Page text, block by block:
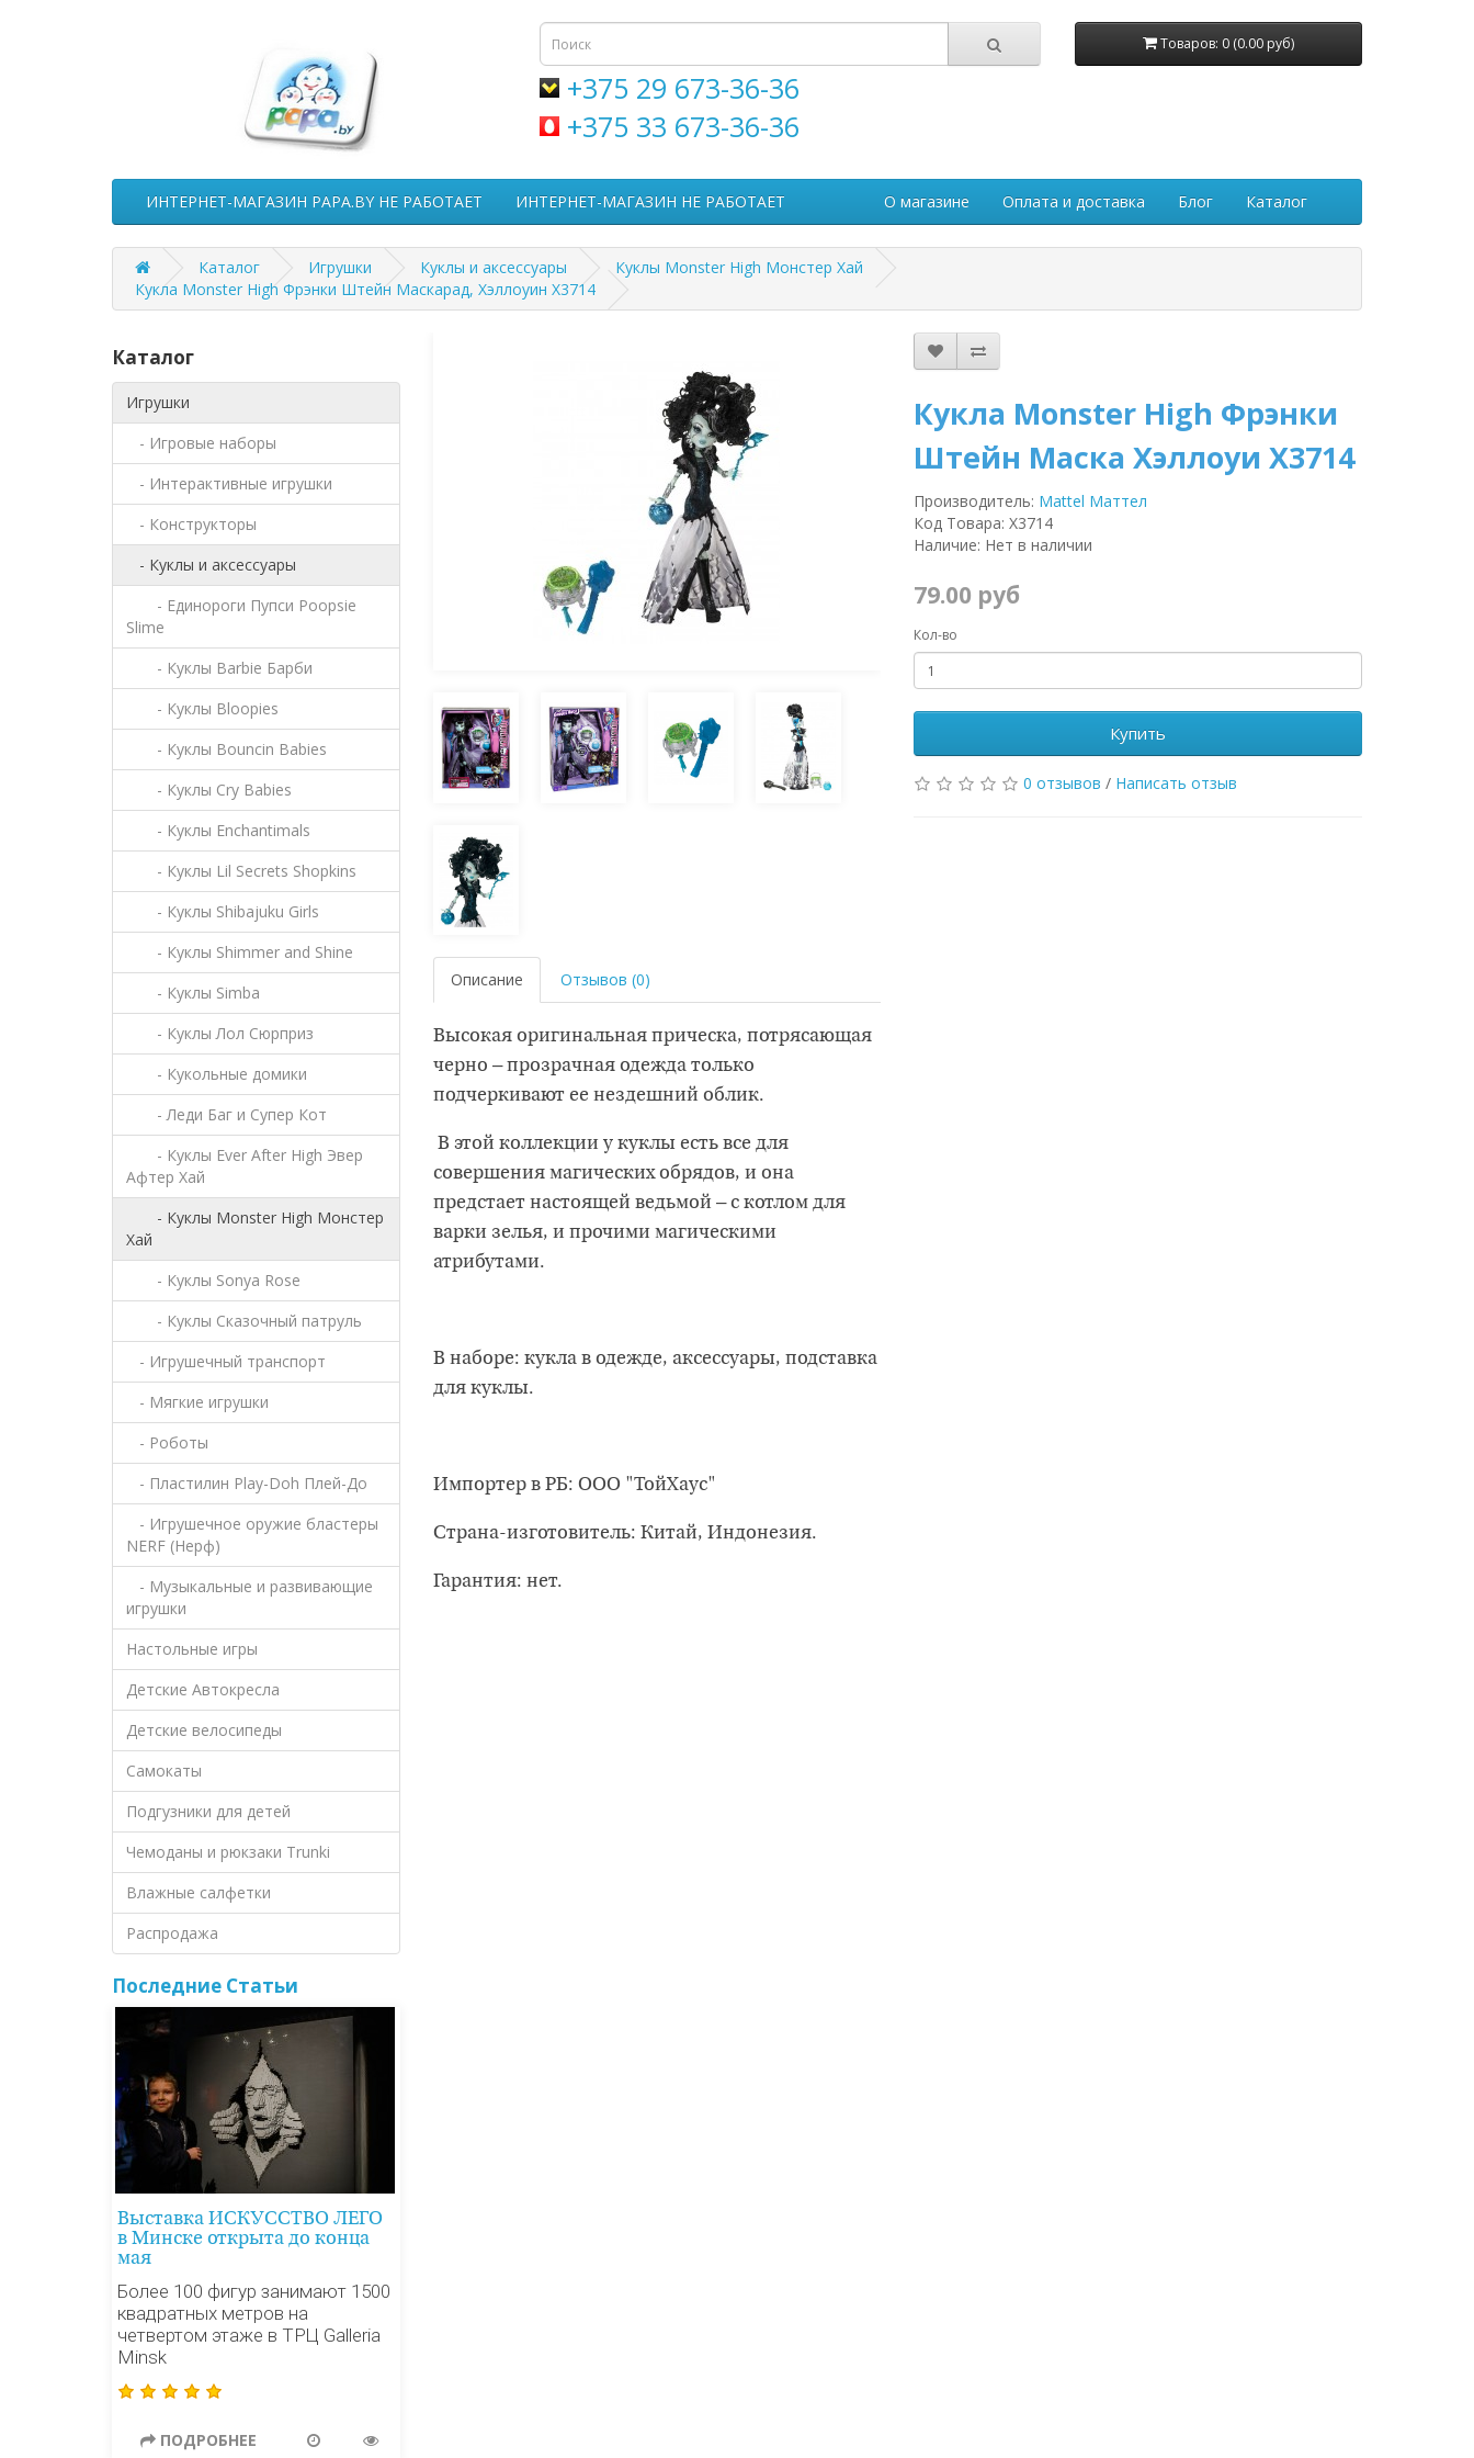
+375 29 673-36-36
+375 33 673-36-36
Товаров: 0 (0.00 руб)
ИНТЕРНЕТ-МАГАЗИН PAPA.BY НЕ РАБОТАЕТ ИНТЕРНЕТ-МАГАЗИН НЕ РАБОТАЕТ О магазине Оплата и доставка Блог Каталог
Каталог Игрушки Куклы и аксессуары
Куклы Monster High Монстер Хай
Кукла Monster High Фрэнки Штейн Маскарад, Хэллоуин X3714
Каталог
Игрушки
- Игровые наборы
- Интерактивные игрушки
- Конструкторы
- Куклы и аксессуары
- Единороги Пупси Poopsie
Slime
- Куклы Barbie Барби
- Куклы Bloopies
- Куклы Bouncin Babies
- Куклы Cry Babies
- Куклы Enchantimals
- Куклы Lil Secrets Shopkins
- Куклы Shibajuku Girls
- Куклы Shimmer and Shine
- Куклы Simba
- Куклы Лол Сюрприз
- Кукольные домики
- Леди Баг и Супер Кот
- Куклы Ever After High Эвер
Афтер Хай
- Куклы Monster High Монстер
Хай
- Куклы Sonya Rose
- Куклы Сказочный патруль
- Игрушечный транспорт
- Мягкие игрушки
- Роботы
- Пластилин Play-Doh Плей-До
- Игрушечное оружие бластеры
NERF (Нерф)
- Музыкальные и развивающие
игрушки
Настольные игры
Детские Автокресла
Детские велосипеды
Самокаты
Подгузники для детей
Чемоданы и рюкзаки Trunki
Влажные салфетки
Распродажа
Последние Статьи
Выставка ИСКУССТВО ЛЕГО
в Минске открыта до конца
мая
Более 100 фигур занимают 1500
квадратных метров на
четвертом этаже в ТРЦ Galleria
Minsk
ПОДРОБНЕЕ
Описание Отзывов (0)
Высокая оригинальная прическа, потрясающая
черно – прозрачная одежда только
подчеркивают ее нездешний облик.
В этой коллекции у куклы есть все для
совершения магических обрядов, и она
предстает настоящей ведьмой – с котлом для
варки зелья, и прочими магическими
атрибутами.
В наборе: кукла в одежде, аксессуары, подставка
для куклы.
Импортер в РБ: ООО "ТойХаус"
Страна-изготовитель: Китай, Индонезия.
Гарантия: нет.
Кукла Monster High Фрэнки
Штейн Маска Хэллоуи X3714
Производитель: Mattel Маттел
Код Товара: X3714
Наличие: Нет в наличии
79.00 руб
Кол-во
Купить
0 отзывов / Написать отзыв